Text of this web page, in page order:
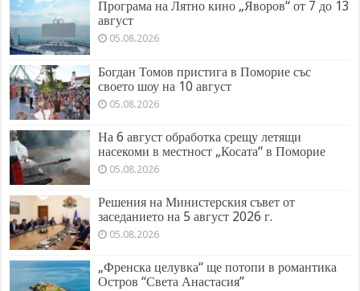
Програма на Лятно кино „Яворов“ от 7 до 13
август
05.08.2026
Богдан Томов пристига в Поморие със
своето шоу на 10 август
05.08.2026
На 6 август обработка срещу летящи
насекоми в местност „Косата“ в Поморие
05.08.2026
Решения на Министерския съвет от
заседанието на 5 август 2026 г.
05.08.2026
„Френска целувка“ ще потопи в романтика
Остров “Света Анастасия”